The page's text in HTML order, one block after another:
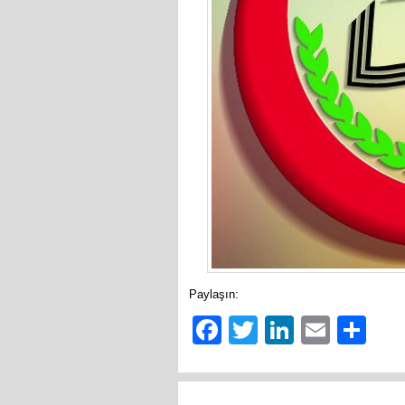
Paylaşın:
Facebook
TwitterLinkedIn
Email